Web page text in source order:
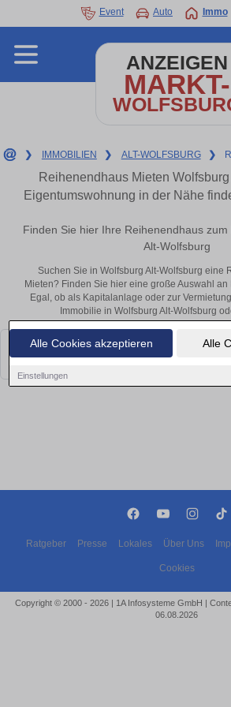
Alle Cookies akzeptieren Alle
Einstellungen
Event Auto Immo
ANZEIGEN
MARKT-
❯ IMMOBILIEN ❯ ALT-WOLFSBURG ❯
Reihenendhaus Mieten
Eigentumswohnung in der Nähe
Finden Sie hier Ihre Reihenendhaus
Alt-Wolfsburg
Suchen Sie in Wolfsburg Alt-Wolfsburg eine
Mieten? Finden Sie hier eine große Auswahl
Egal, ob als Kapitalanlage oder zur
Immobilie in Wolfsburg Alt-Wolfsburg
Leider konnten wir derzeit keine passenden
bald wieder vorbei!
Ratgeber Presse Lokales Über Uns
Cookies
Copyright © 2000 - 2026 | 1A Infosysteme GmbH |
06.08.2026